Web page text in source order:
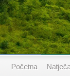
Početna